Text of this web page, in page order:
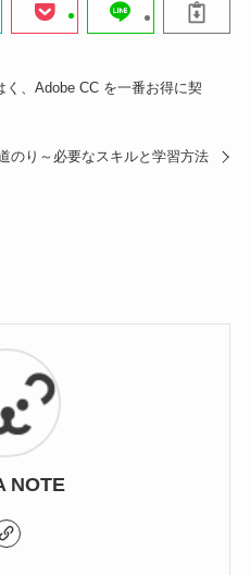
く、Adobe CC を一番お得に契
のり～必要なスキルと学習方法
NOTE